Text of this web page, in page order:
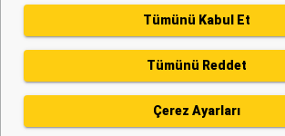
Gizlilik Politikası
Kullanım Şartları
Çerez politikası
Bilgi Toplumu Hizmeti
Kişisel Verilerin Korunması
Tümünü Kabul Et
Tümünü Reddet
Çerez Ayarları